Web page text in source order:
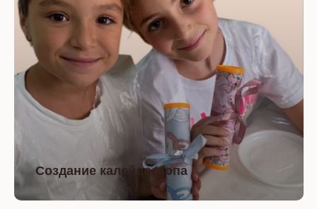
Создание калейдоскопа